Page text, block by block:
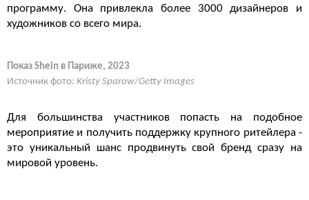
программу. Она привлекла более 3000 дизайнеров и
художников со всего мира.
Показ Shein в Париже, 2023
Источник фото: Kristy Sparow/Getty Images
Для большинства участников попасть на подобное
мероприятие и получить поддержку крупного ритейлера -
это уникальный шанс продвинуть свой бренд сразу на
мировой уровень.